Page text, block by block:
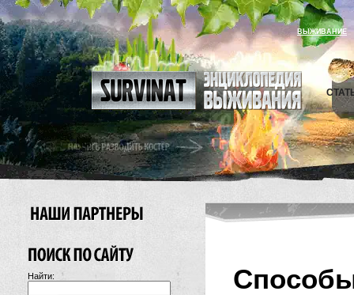
ВЫЖИВАНИЕ
Найти: